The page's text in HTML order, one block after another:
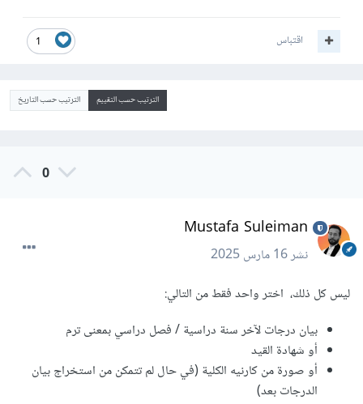
1 اقتباس
الترتيب حسب التقييم الترتيب حسب التاريخ
0
Mustafa Suleiman
نشر16 مارس 2025
ليس كل ذلك، اختر واحد فقط من التالي:
بيان درجات لآخر سنة دراسية / فصل دراسي بمعنى ترم
أو شهادة القيد
أو صورة من كارنيه الكلية (في حال لم تتمكن من استخراج بيان
الدرجات بعد)